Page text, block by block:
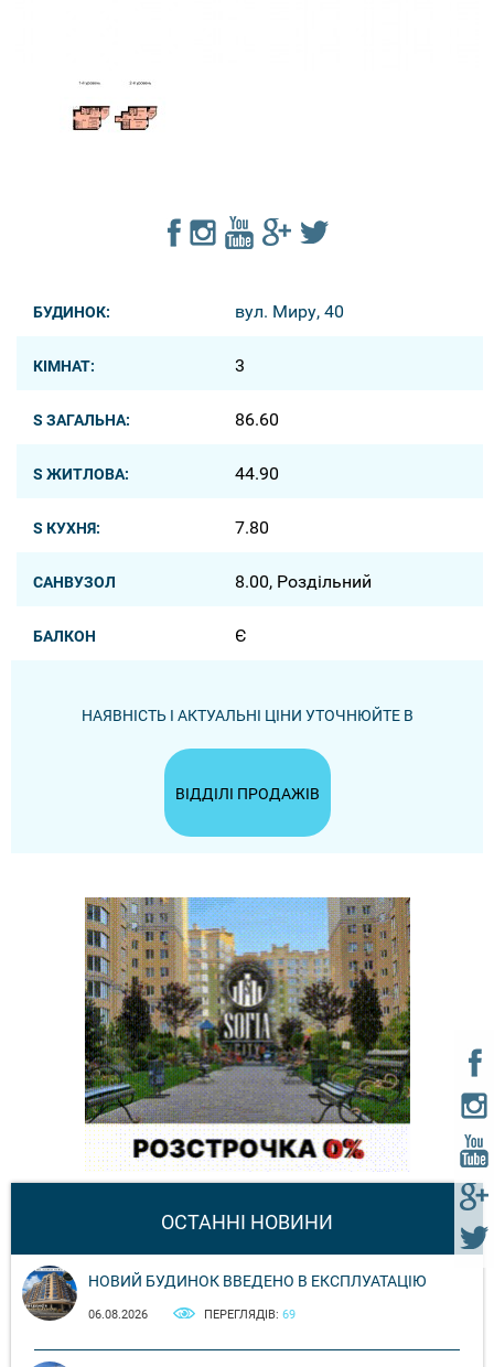
БУДИНОК: вул. Миру, 40
КІМНАТ: 3
S ЗАГАЛЬНА: 86.60
S ЖИТЛОВА: 44.90
S КУХНЯ: 7.80
САНВУЗОЛ 8.00, Роздільний
БАЛКОН Є
НАЯВНІСТЬ І АКТУАЛЬНІ ЦІНИ УТОЧНЮЙТЕ В
ВІДДІЛІ ПРОДАЖІВ
ОСТАННІ НОВИНИ
НОВИЙ БУДИНОК ВВЕДЕНО В ЕКСПЛУАТАЦІЮ
06.08.2026 ПЕРЕГЛЯДІВ: 69